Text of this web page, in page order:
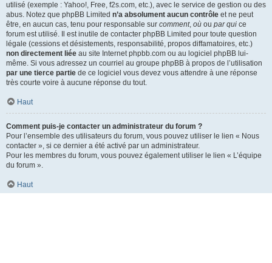
utilisé (exemple : Yahoo!, Free, f2s.com, etc.), avec le service de gestion ou des
abus. Notez que phpBB Limited n’a absolument aucun contrôle et ne peut
être, en aucun cas, tenu pour responsable sur comment, où ou par qui ce
forum est utilisé. Il est inutile de contacter phpBB Limited pour toute question
légale (cessions et désistements, responsabilité, propos diffamatoires, etc.)
non directement liée au site Internet phpbb.com ou au logiciel phpBB lui-
même. Si vous adressez un courriel au groupe phpBB à propos de l’utilisation
par une tierce partie de ce logiciel vous devez vous attendre à une réponse
très courte voire à aucune réponse du tout.
Haut
Comment puis-je contacter un administrateur du forum ?
Pour l’ensemble des utilisateurs du forum, vous pouvez utiliser le lien « Nous
contacter », si ce dernier a été activé par un administrateur.
Pour les membres du forum, vous pouvez également utiliser le lien « L’équipe
du forum ».
Haut